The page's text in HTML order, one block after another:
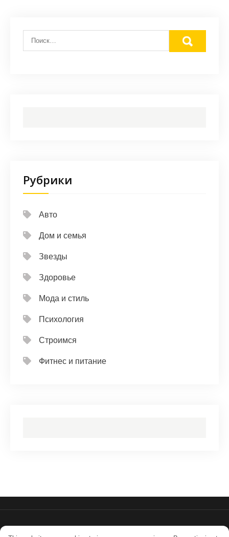
Рубрики
Авто
Дом и семья
Звезды
Здоровье
Мода и стиль
Психология
Строимся
Фитнес и питание